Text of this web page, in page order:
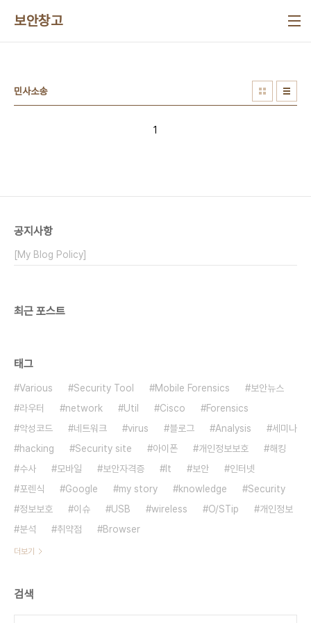
보안창고
민사소송
1
공지사항
[My Blog Policy]
최근 포스트
태그
Various Security Tool Mobile Forensics
보안뉴스
라우터
network Util Cisco
Forensics
악성코드
네트워크 virus 블로그 Analysis
세미나
hacking
Security site 아이폰 개인정보보호
해킹
수사
모바일 보안자격증 It 보안
인터넷
포렌식
Google my story knowledge
Security
정보보호
이슈 USB wireless O/STip
개인정보
분석
취약점 Browser
더보기
검색